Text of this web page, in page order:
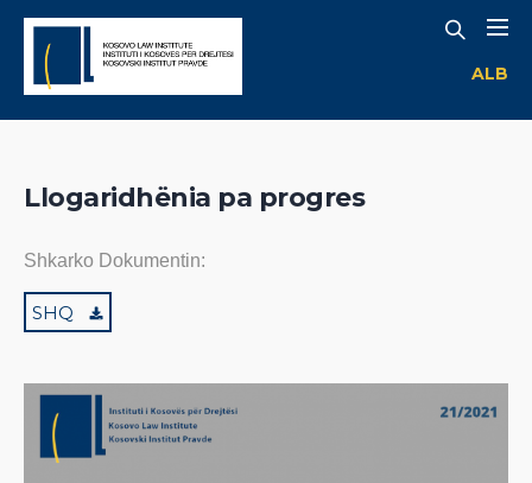
ALB
Llogaridhënia pa progres
Shkarko Dokumentin:
SHQ